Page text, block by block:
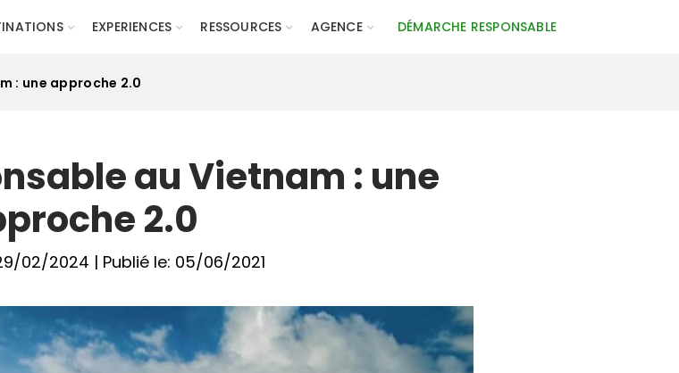
EXPERIENCES RESSOURCES AGENCE DÉMARCHE RESPONSABLE
: une approche 2.0
au Vietnam : une
2.0
02/2024 | Publié le: 05/06/2021